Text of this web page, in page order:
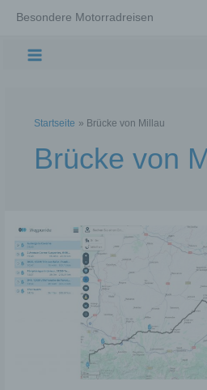
InhaltBesondere Motorradreisen
Main
Startseite Brücke von Millau
Brücke von